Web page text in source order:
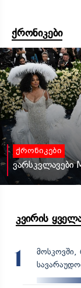
ქრონიკები
ქრონიკები
კვირის
1
მოსკოვში,